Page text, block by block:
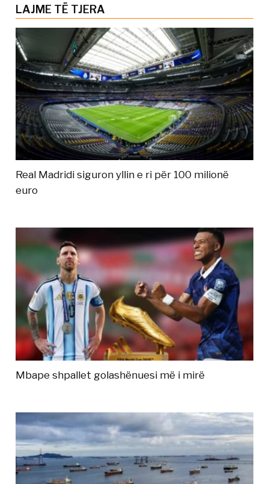
LAJME TË TJERA
Real Madridi siguron yllin e ri për 100 milionë
euro
Mbape shpallet golashënuesi më i mirë